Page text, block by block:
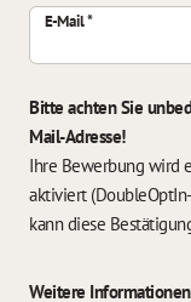
E-Mail
Bitte achten Sie
Mail-Adresse!
Ihre Bewerbung wird
aktiviert
kann diese
Weitere Informationen